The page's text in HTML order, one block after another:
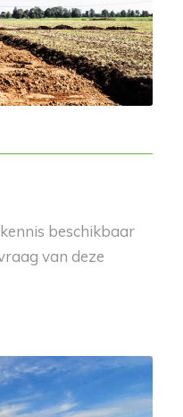
beschikbaar
van deze